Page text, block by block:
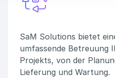
SaM Solutions bietet
umfassende Betreuung
Projekts, von der
Lieferung und Wartung.